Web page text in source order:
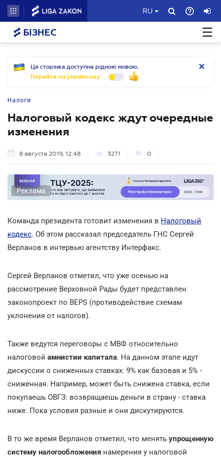
RU
БІЗНЕС
Ця сторінка доступна рідною мовою.
Перейти на українську
Налоги
Налоговый кодекс ждут очередные
изменения
8 августа 2019, 12:48 3271 0
Реклама
Команда президента готовит изменения в Налоговый
кодекс. Об этом рассказал председатель ГНС Сергей
Верланов в интервью агентству Интерфакс.
Сергей Верланов отметил, что уже осенью на
рассмотрение Верховной Рады будет представлен
законопроект по BEPS (противодействие схемам
уклонения от налогов).
Также ведутся переговоры с МВФ относительно
налоговой амнистии капитала. На данном этапе идут
дискуссии о сниженных ставках: 9% как базовая и 5% -
сниженная. Например, может быть снижена ставка, если
покупаешь ОВГЗ: возвращаешь деньги в страну - ставка
ниже. Пока условия разные и они дискутируются.
В то же время Верланов отметил, что менять упрощенную
систему налогообложения намерения у налоговой